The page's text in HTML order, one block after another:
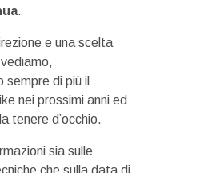
.
e una scelta
di più il
nei prossimi anni ed
tenere d’occhio.
sia sulle